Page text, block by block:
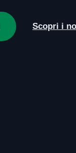
Scopri i